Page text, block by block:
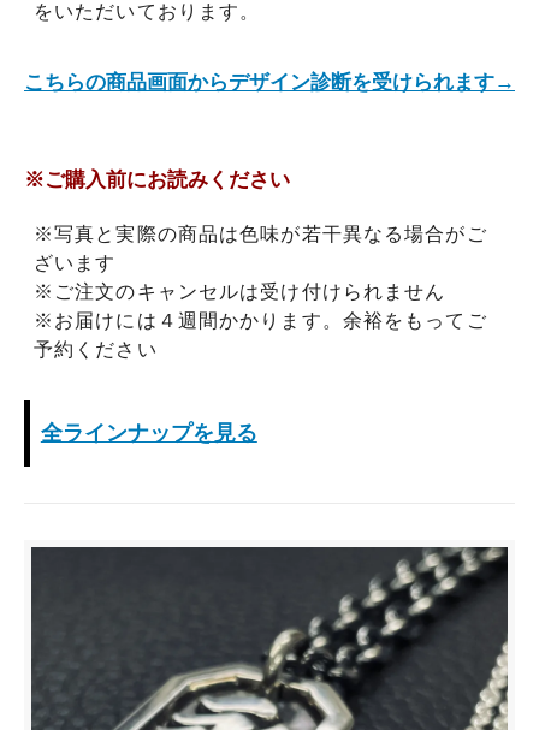
をいただいております。
こちらの商品画面からデザイン診断を受けられます→
※ご購入前にお読みください
※写真と実際の商品は色味が若干異なる場合がご
ざいます
※ご注文のキャンセルは受け付けられません
※お届けには４週間かかります。余裕をもってご
予約ください
全ラインナップを見る